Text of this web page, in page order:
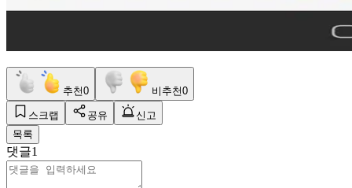
추천0 비추천0
스크랩 공유
신고
목록
댓글1